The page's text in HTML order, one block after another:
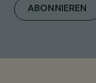
ABONNIEREN